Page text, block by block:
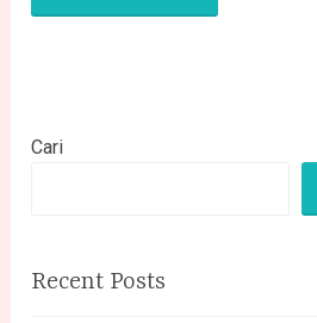
Cari
Recent Posts